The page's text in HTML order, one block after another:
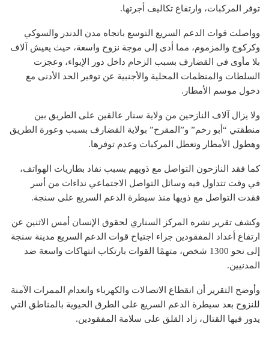
توفر المركبات، وارتفاع تكاليف أجرتها.
وواصلت قوات الدعم السريع التوسع باتجاه مدن الدندر والسوكي
وكركوج والمزموم، مما أدى إلى موجة نزوح واسعة، حيث يعيش آلاف
بلا مأوى في القضارف بسبب الزحام داخل دور الإيواء، وعجزت
السلطات والمنظمات المحلية والأجنبية عن توفير الحد الأدنى مع
دخول موسم الأمطار.
ولا يزال آلاف النازحين من ولاية سنار عالقين على الطريق بين
منطقتي “أبو رخم” و”المقرح” بولاية القضارف بسبب وعورة الطريق
وهطول الأمطار وتعطل المركبات وعدم توفرها.
كما فقد النازحون التواصل مع ذويهم بسبب نفاد بطاريات الهواتف،
في وقت تتداول فيه وسائل التواصل الاجتماعي نداءات من أسر
فقدت التواصل مع ذويها منذ سيطرة الدعم السريع على سنجة.
وكشف تقرير نشره المركز السناري لحقوق الإنسان أمس الاثنين عن
ارتفاع أعداد المفقودين جراء اجتياح قوات الدعم السريع مدينة سنجة
إلى نحو 1300 شخص، متهمًا القوات بارتكاب انتهاكات واسعة ضد
المدنيين.
وأوضح التقرير أن انقطاع الاتصالات والكهرباء وانعدام الممرات الآمنة
للنزوح بعد سيطرة الدعم السريع على الطرق الحيوية بالمناطق التي
يدور فيها القتال، زاد القلق على سلامة المفقودين.